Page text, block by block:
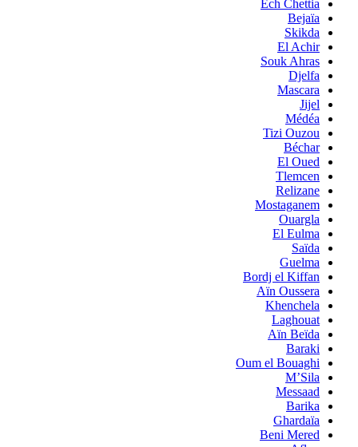
Ech Chettia
Bejaïa
Skikda
El Achir
Souk Ahras
Djelfa
Mascara
Jijel
Médéa
Tizi Ouzou
Béchar
El Oued
Tlemcen
Relizane
Mostaganem
Ouargla
El Eulma
Saïda
Guelma
Bordj el Kiffan
Aïn Oussera
Khenchela
Laghouat
Aïn Beïda
Baraki
Oum el Bouaghi
M’Sila
Messaad
Barika
Ghardaïa
Beni Mered